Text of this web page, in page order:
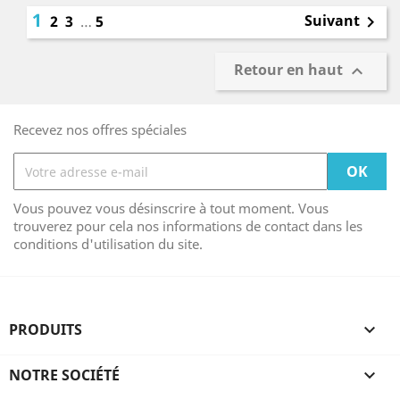
1 2 3 … 5 Suivant 
Retour en haut 
Recevez nos offres spéciales
Vous pouvez vous désinscrire à tout moment. Vous
trouverez pour cela nos informations de contact dans les
conditions d'utilisation du site.
PRODUITS 
NOTRE SOCIÉTÉ 